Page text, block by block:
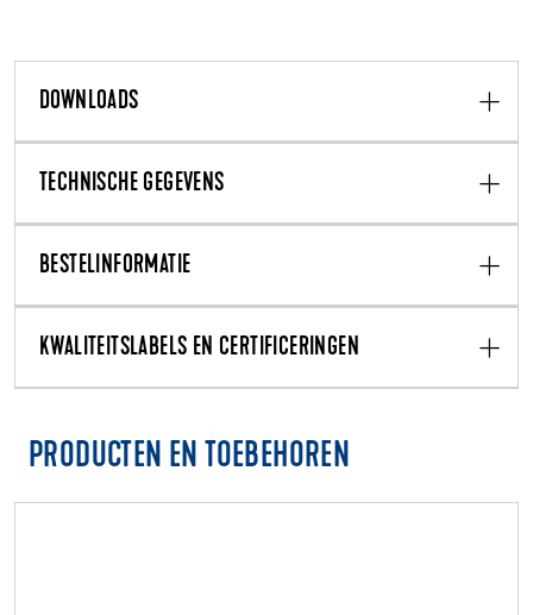
DOWNLOADS
TECHNISCHE GEGEVENS
BESTELINFORMATIE
KWALITEITSLABELS EN CERTIFICERINGEN
PRODUCTEN EN TOEBEHOREN